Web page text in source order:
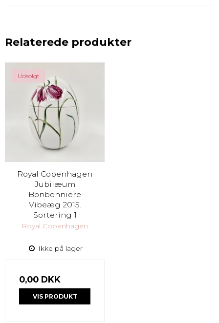
Relaterede produkter
Udsolgt
Royal Copenhagen
Jubilæum
Bonbonniere
Vibeæg 2015.
Sortering 1
Royal Copenhagen
Ikke på lager
0,00 DKK
VIS PRODUKT